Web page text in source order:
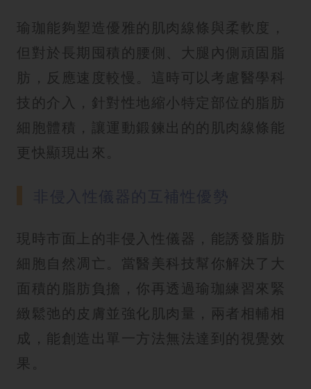
瑜珈能夠塑造優雅的肌肉線條與柔軟度，
但對於長期囤積的腰側、大腿內側頑固脂
肪，反應速度較慢。這時可以考慮醫學科
技的介入，針對性地縮小特定部位的脂肪
細胞體積，讓運動鍛鍊出的的肌肉線條能
更快顯現出來。
現時市面上的非侵入性儀器，能誘發脂肪
細胞自然凋亡。當醫美科技幫你解決了大
面積的脂肪負擔，你再透過瑜珈練習來緊
緻鬆弛的皮膚並強化肌肉量，兩者相輔相
成，能創造出單一方法無法達到的視覺效
果。